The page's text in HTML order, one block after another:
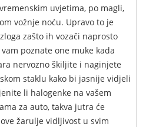
uvjetima, po magli,
vožnje noću. Upravo to je
zašto ih vozači naprosto
poznate one muke kada
nervozno škiljite i naginjete
staklu kako bi jasnije vidjeli
li halogenke na vašem
za auto, takva jutra će
žarulje vidljivost u svim